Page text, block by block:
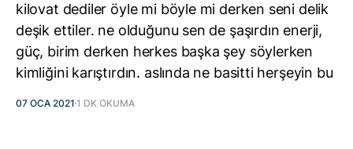
kilovat dediler öyle mi böyle mi derken seni delik
deşik ettiler. ne olduğunu sen de şaşırdın enerji,
güç, birim derken herkes başka şey söylerken
kimliğini karıştırdın. aslında ne basitti herşeyin bu
07 OCA 2021 1 DK OKUMA